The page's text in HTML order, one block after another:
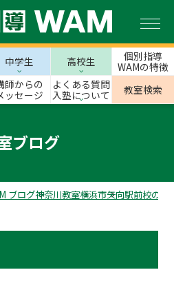
中学生 高校生
個別指導
WAMの特徴
師からの
ッセージ
よくある質問
入塾について
教室検索
ブログ
ブログ神奈川教室横浜市矢向駅前校のス